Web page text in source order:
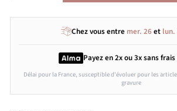
Chez vous entre mer. 26et lun.
Payez en 2x ou 3xsans frais
Délai pour la France, susceptible d'évoluer pour les
gravure